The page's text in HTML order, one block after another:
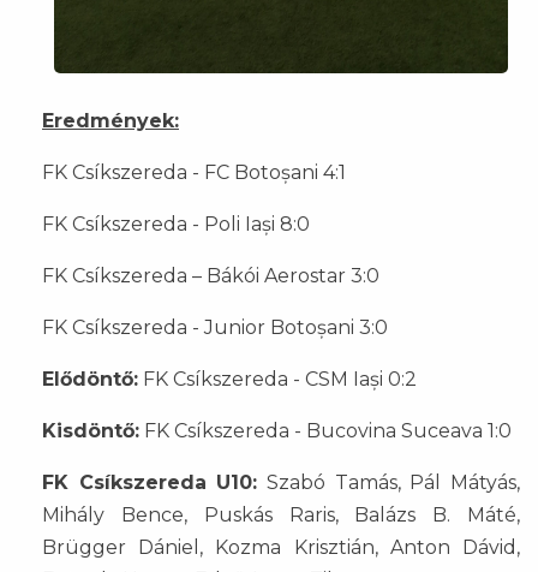
Eredmények:
FK Csíkszereda - FC Botoșani 4:1
FK Csíkszereda - Poli Iași 8:0
FK Csíkszereda – Bákói Aerostar 3:0
FK Csíkszereda - Junior Botoșani 3:0
Elődöntő: FK Csíkszereda - CSM Iași 0:2
Kisdöntő: FK Csíkszereda - Bucovina Suceava 1:0
FK Csíkszereda U10: Szabó Tamás, Pál Mátyás,
Mihály Bence, Puskás Raris, Balázs B. Máté,
Brügger Dániel, Kozma Krisztián, Anton Dávid,